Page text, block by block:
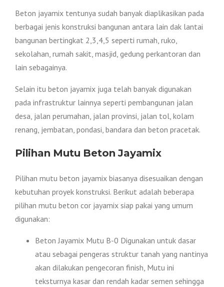
Beton jayamix tentunya sudah banyak diaplikasikan pada
berbagai jenis konstruksi bangunan antara lain dak lantai
bangunan bertingkat 2,3,4,5 seperti rumah, ruko,
sekolahan, rumah sakit, masjid, gedung perkantoran dan
lain sebagainya.
Selain itu beton jayamix juga telah banyak digunakan
pada infrastruktur lainnya seperti pembangunan jalan
desa, jalan perumahan, jalan provinsi, jalan tol, kolam
renang, jembatan, pondasi, bandara dan beton pracetak.
Pilihan Mutu Beton Jayamix
Pilihan mutu beton jayamix biasanya disesuaikan dengan
kebutuhan proyek konstruksi. Berikut adalah beberapa
pilihan mutu beton cor jayamix siap pakai yang umum
digunakan:
Beton Jayamix Mutu B-0 Digunakan untuk dasar
atau sebagai pengeras struktur tanah yang nantinya
akan dilakukan pengecoran finish, Mutu ini
teksturnya kasar dan rendah kadar semen sehingga